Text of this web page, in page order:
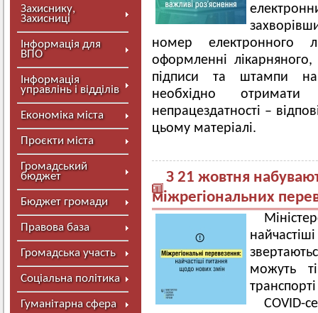
Захиснику,
Захисниці
Інформація для
ВПО
Інформація
управлінь і відділів
Економіка міста
Проєкти міста
Громадський
бюджет
Бюджет громади
Правова база
Громадська участь
Соціальна політика
Гуманітарна сфера
номер електронного
оформленні
підписи та штампи на
необхідно
непрацездатності –
цьому матеріалі.
З 21 жовтня
міжрегіональних
можуть
COVID-